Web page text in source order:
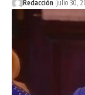
Redacción julio 30,